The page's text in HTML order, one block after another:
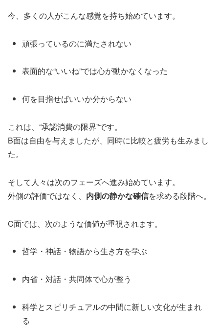
今、多くの人がこんな感覚を持ち始めています。
頑張っているのに満たされない
表面的な“いいね”では心が動かなくなった
何を目指せばいいか分からない
これは、“承認消費の限界”です。
B面は自由を与えましたが、同時に比較と疲労も生みまし
た。
そして人々は次のフェーズへ進み始めています。
外側の評価ではなく、 内側の静かな確信を求める段階へ。
C面では、次のような価値が重視されます。
哲学・神話・物語から生き方を学ぶ
内省・対話・共同体で心が整う
科学とスピリチュアルの中間に新しい文化が生まれ
る